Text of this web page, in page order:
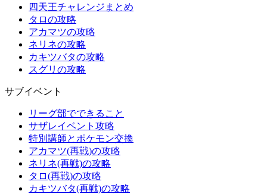
四天王チャレンジまとめ
タロの攻略
アカマツの攻略
ネリネの攻略
カキツバタの攻略
スグリの攻略
サブイベント
リーグ部でできること
サザレイベント攻略
特別講師とポケモン交換
アカマツ(再戦)の攻略
ネリネ(再戦)の攻略
タロ(再戦)の攻略
カキツバタ(再戦)の攻略